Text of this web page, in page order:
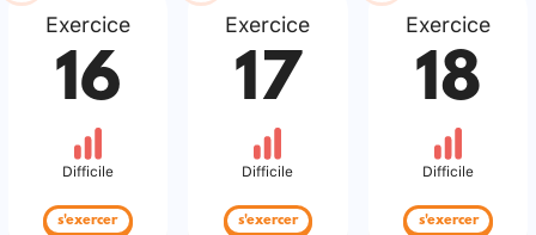
Exercice
16
Difficile
s'exercer
Exercice
17
Difficile
s'exercer
Exercice
18
Difficile
s'exercer